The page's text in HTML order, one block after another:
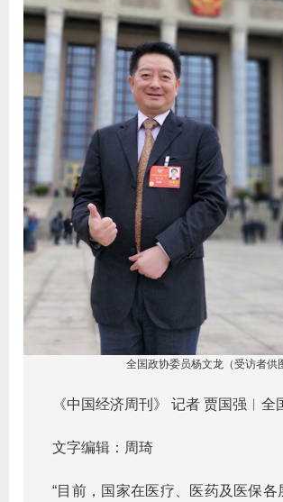
全国政协委员杨文龙（受访者供
《中国经济周刊》 记者 贾国强︱全
文字编辑：周琦
“目前，国家在医疗、医药及医保各